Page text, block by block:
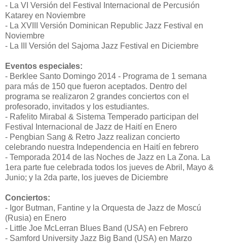
- La VI Versión del Festival Internacional de Percusión
Katarey en Noviembre
- La XVIII Versión Dominican Republic Jazz Festival en
Noviembre
- La III Versión del Sajoma Jazz Festival en Diciembre
Eventos especiales:
- Berklee Santo Domingo 2014 - Programa de 1 semana
para más de 150 que fueron aceptados. Dentro del
programa se realizaron 2 grandes conciertos con el
profesorado, invitados y los estudiantes.
- Rafelito Mirabal & Sistema Temperado participan del
Festival Internacional de Jazz de Haití en Enero
- Pengbian Sang & Retro Jazz realizan concierto
celebrando nuestra Independencia en Haití en febrero
- Temporada 2014 de las Noches de Jazz en La Zona. La
1era parte fue celebrada todos los jueves de Abril, Mayo &
Junio; y la 2da parte, los jueves de Diciembre
Conciertos:
- Igor Butman, Fantine y la Orquesta de Jazz de Moscú
(Rusia) en Enero
- Little Joe McLerran Blues Band (USA) en Febrero
- Samford University Jazz Big Band (USA) en Marzo